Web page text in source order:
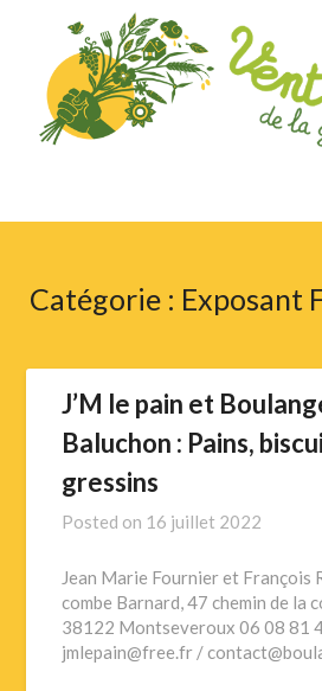
contenu
Catégorie : Exposant
J’M le pain et
Baluchon : Pains,
gressins
Posted on 16 juillet 2022
Jean Marie Fournier et François
combe Barnard, 47 chemin de la
38122 Montseveroux 06 08 81
jmlepain@free.fr /